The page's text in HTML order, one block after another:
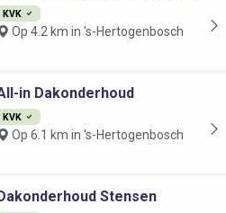
KVK
Op 4.2 km in 's-Hertogenbosch
in Dakonderhoud
KVK
Op 6.1 km in 's-Hertogenbosch
Dakonderhoud Stensen